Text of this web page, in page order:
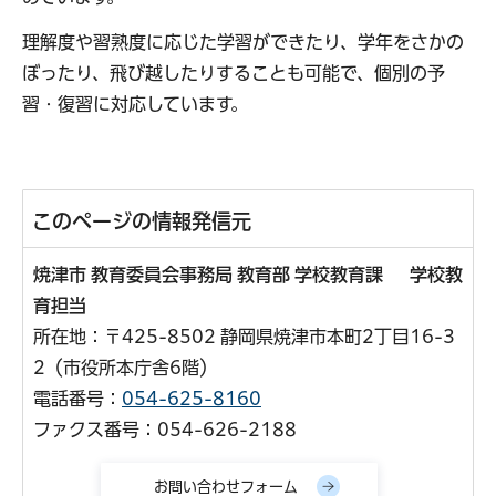
理解度や習熟度に応じた学習ができたり、学年をさかの
ぼったり、飛び越したりすることも可能で、個別の予
習・復習に対応しています。
このページの情報発信元
焼津市 教育委員会事務局 教育部 学校教育課 学校教
育担当
所在地：〒425-8502 静岡県焼津市本町2丁目16-3
2（市役所本庁舎6階）
電話番号： 054-625-8160
ファクス番号：054-626-2188